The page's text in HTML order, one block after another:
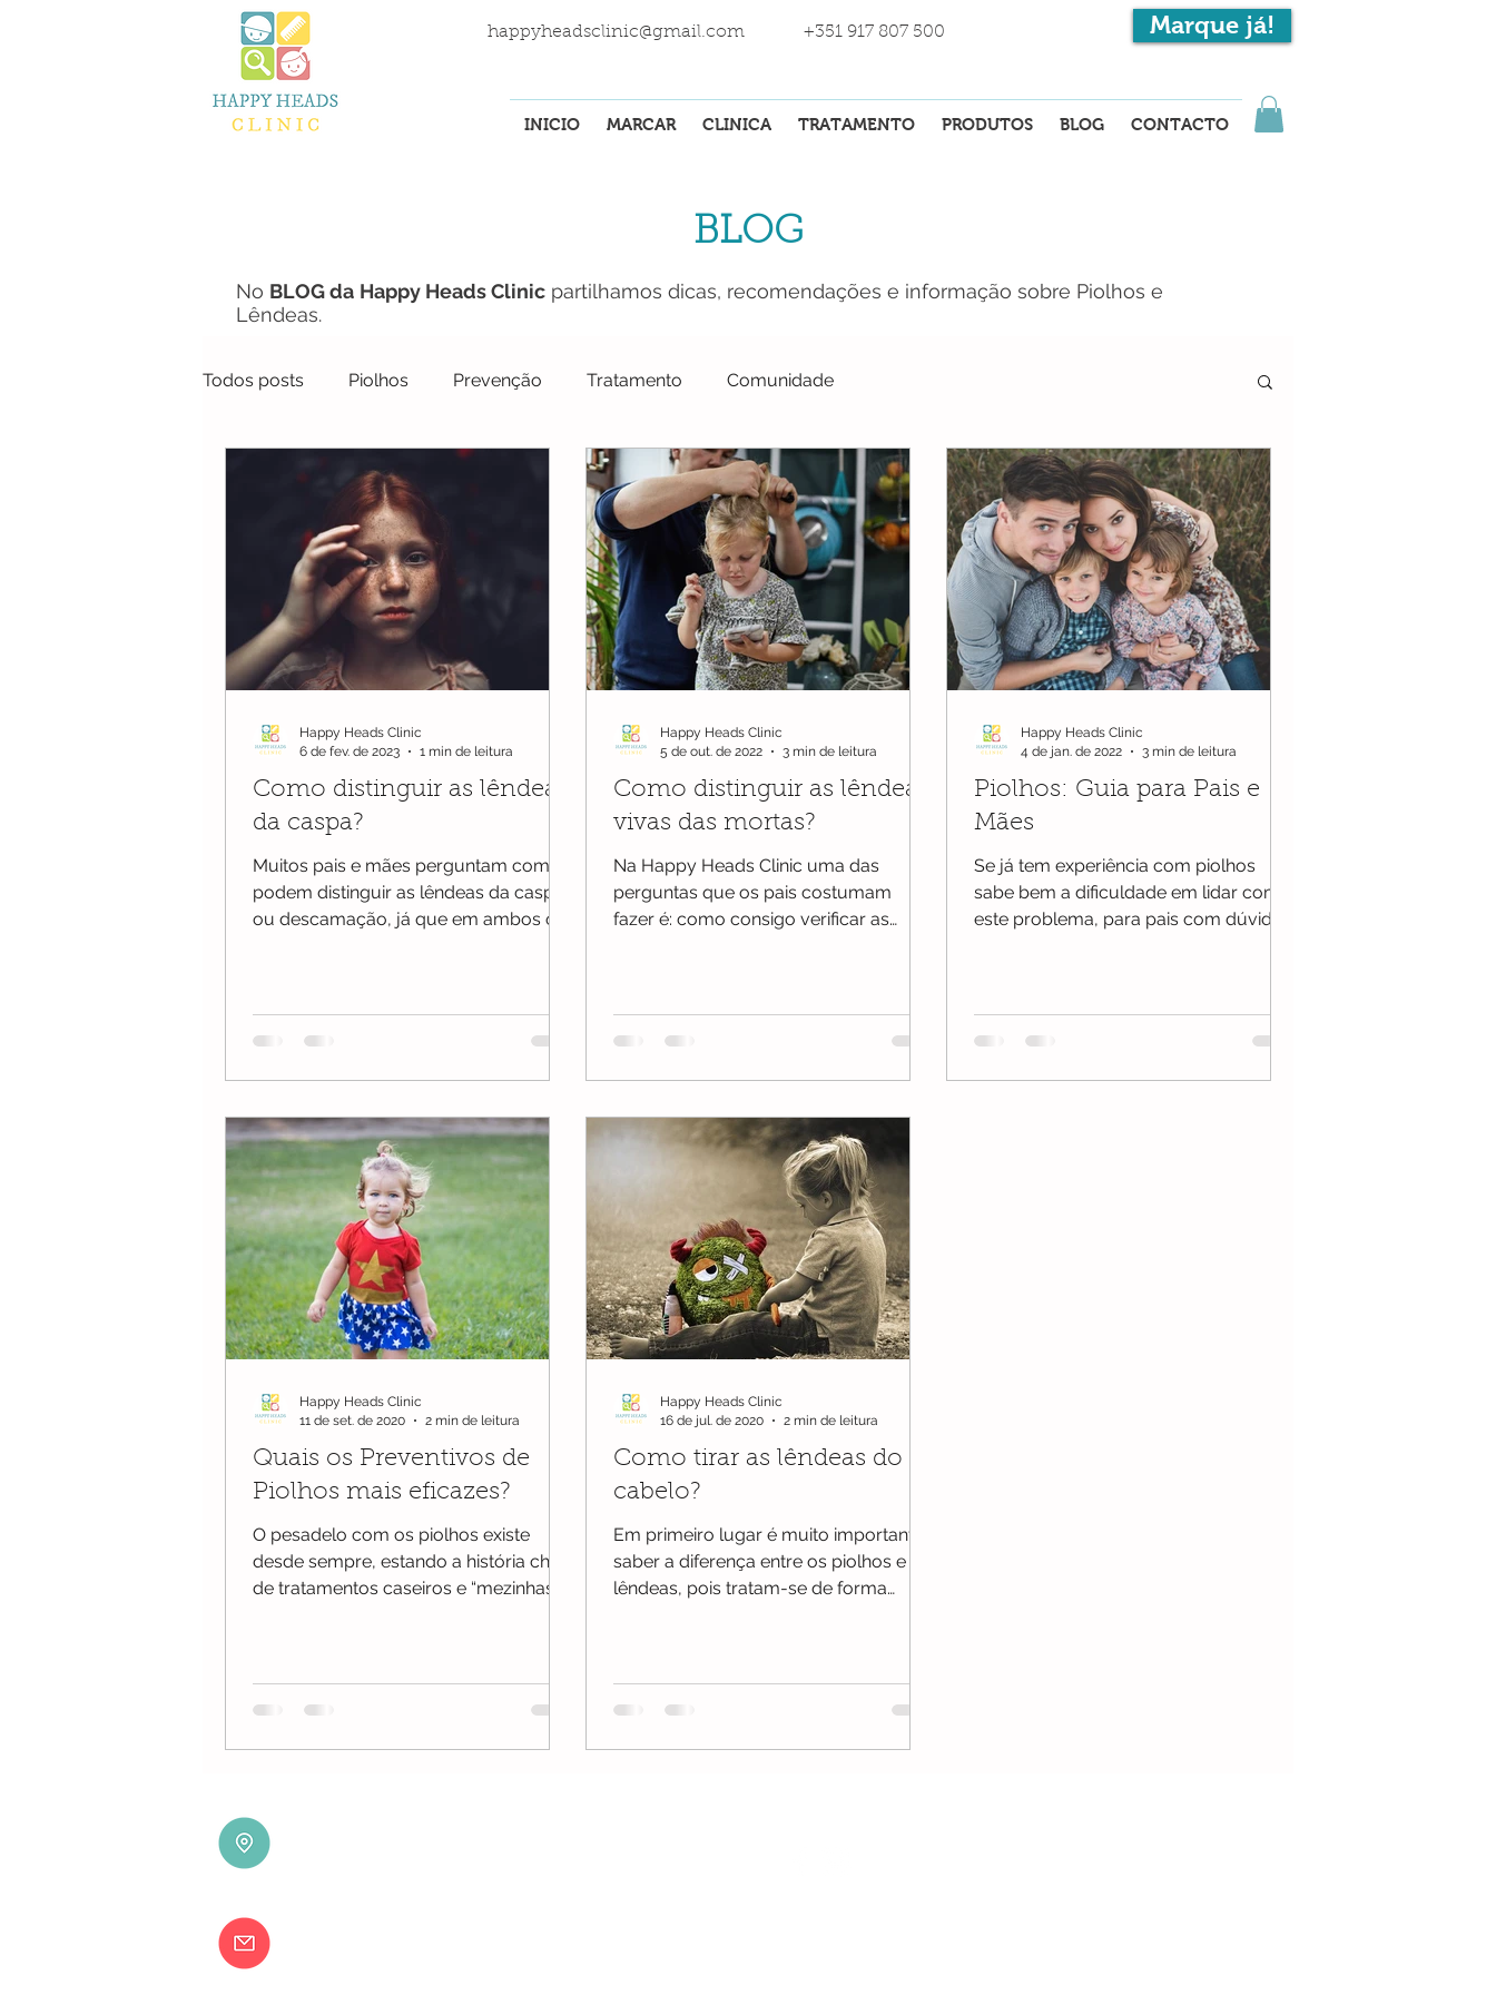
happyheadsclinic@gmail.com +351 917 807 500
EN
Marque já!
INICIO MARCAR CLINICA TRATAMENTO PRODUTOS BLOG CONTACTO
BLOG
No BLOG da Happy Heads Clinic partilhamos dicas, recomendações e informação sobre Piolhos e
Lêndeas.
Todos posts Piolhos Prevenção Tratamento Comunidade
Como distinguir as lêndeas
da caspa?
Muitos pais e mães perguntam como
podem distinguir as lêndeas da caspa
ou descamação, já que em ambos os
Happy Heads Clinic
6 de fev. de 2023
1 min de leitura
Como distinguir as lêndeas
vivas das mortas?
Na Happy Heads Clinic uma das
perguntas que os pais costumam
fazer é: como consigo verificar as
Happy Heads Clinic
5 de out. de 2022
3 min de leitura
Piolhos: Guia para Pais e
Mães
Se já tem experiência com piolhos
sabe bem a dificuldade em lidar com
este problema, para pais com dúvidas
Happy Heads Clinic
4 de jan. de 2022
3 min de leitura
Quais os Preventivos de
Piolhos mais eficazes?
O pesadelo com os piolhos existe
desde sempre, estando a história cheia
de tratamentos caseiros e “mezinhas”
Happy Heads Clinic
11 de set. de 2020
2 min de leitura
Como tirar as lêndeas do
cabelo?
Em primeiro lugar é muito importante
saber a diferença entre os piolhos e as
lêndeas, pois tratam-se de forma
Happy Heads Clinic
16 de jul. de 2020
2 min de leitura